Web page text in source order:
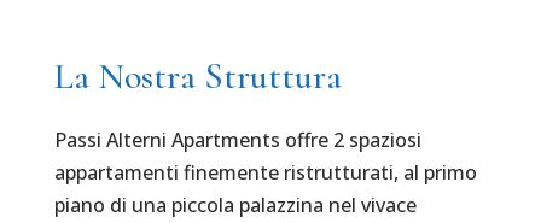
La Nostra Struttura
Passi Alterni Apartments offre 2 spaziosi
appartamenti finemente ristrutturati, al primo
piano di una piccola palazzina nel vivace